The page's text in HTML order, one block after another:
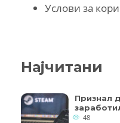
Услови за
Најчитани
Признал
48